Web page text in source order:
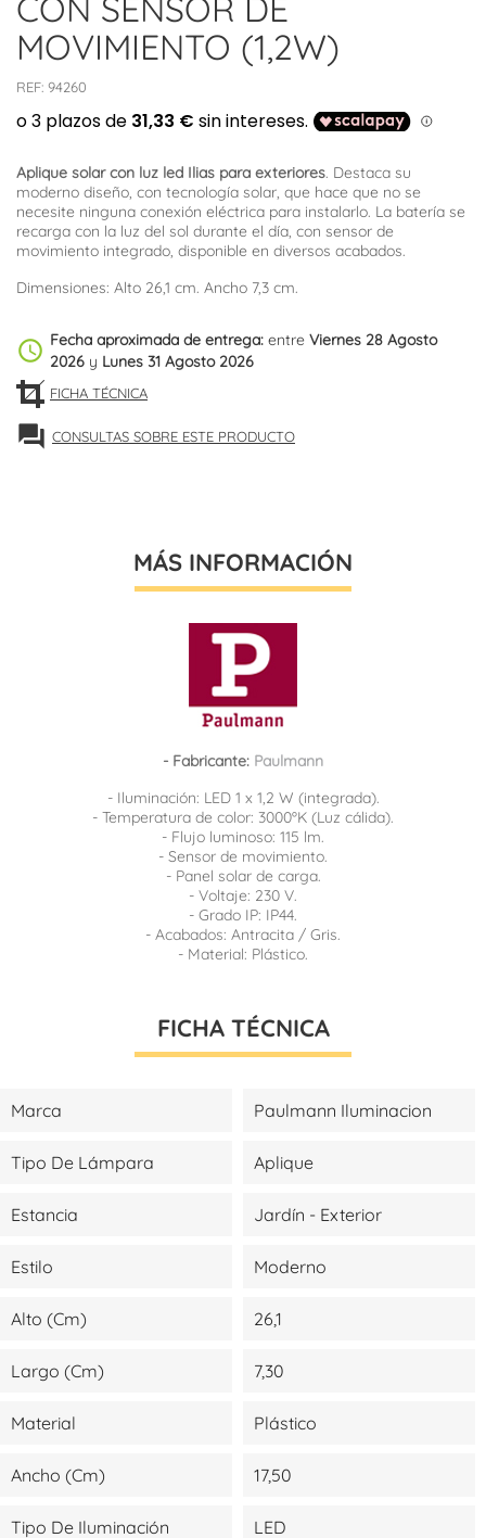
CON SENSOR DE
MOVIMIENTO (1,2W)
REF: 94260
Aplique solar con luz led Ilias para exteriores. Destaca su
moderno diseño, con tecnología solar, que hace que no se
necesite ninguna conexión eléctrica para instalarlo. La batería se
recarga con la luz del sol durante el día, con sensor de
movimiento integrado, disponible en diversos acabados.
Dimensiones: Alto 26,1 cm. Ancho 7,3 cm.
schedule Fecha aproximada de entrega: entre Viernes 28 Agosto
2026 y Lunes 31 Agosto 2026
FICHA TÉCNICA
forum CONSULTAS SOBRE ESTE PRODUCTO
MÁS INFORMACIÓN
- Fabricante: Paulmann
- Iluminación: LED 1 x 1,2 W (integrada).
- Temperatura de color: 3000ºK (Luz cálida).
- Flujo luminoso: 115 lm.
- Sensor de movimiento.
- Panel solar de carga.
- Voltaje: 230 V.
- Grado IP: IP44.
- Acabados: Antracita / Gris.
- Material: Plástico.
FICHA TÉCNICA
Marca Paulmann Iluminacion
Tipo De Lámpara Aplique
Estancia Jardín - Exterior
Estilo Moderno
Alto (cm) 26,1
Largo (cm) 7,30
Material Plástico
Ancho (cm) 17,50
Tipo De Iluminación LED